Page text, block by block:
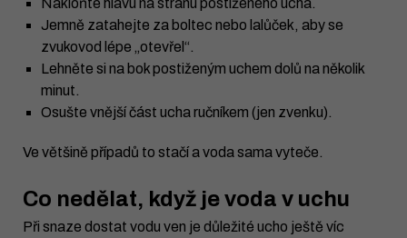
Nakloňte hlavu na stranu postiženého ucha.
Jemně zatahejte za boltec nebo lalůček, aby se
zvukovod lépe „otevřel“.
Lehněte si na bok postiženým uchem dolů na několik
minut.
Osušte vnější část ucha ručníkem (jen zvenku).
Ve většině případů to stačí a voda sama vyteče.
Co nedělat, když je voda v uchu
Při snaze dostat vodu ven je důležité ucho ještě víc